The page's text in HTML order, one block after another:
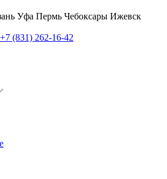
Уфа Пермь Чебоксары Ижевск
+7 (831) 262-16-42